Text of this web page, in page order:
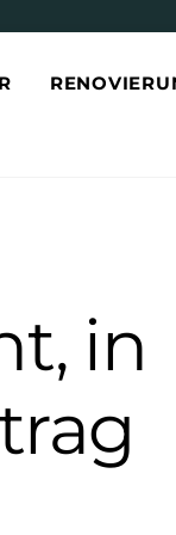
in